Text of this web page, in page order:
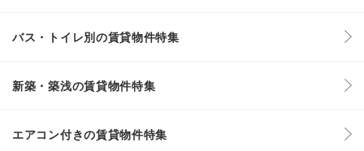
バス・トイレ別の賃貸物件特集
新築・築浅の賃貸物件特集
エアコン付きの賃貸物件特集